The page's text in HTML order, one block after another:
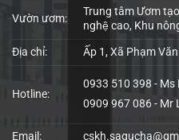
Vườn ươm:
Trung tâm Ươm
nghệ cao, Khu
Địa chỉ: Ấp 1, Xã Phạm
Hotline:
0933 510 398 - Ms
0909 967 086 - Mr
Email: